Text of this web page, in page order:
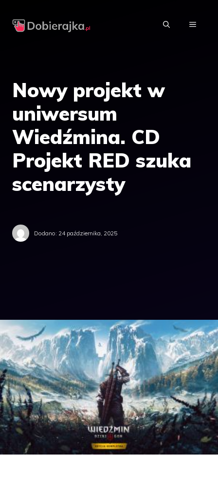
MENU
Nowy projekt w
uniwersum
Wiedźmina. CD
Projekt RED szuka
scenarzysty
Dodano: 24 października, 2025